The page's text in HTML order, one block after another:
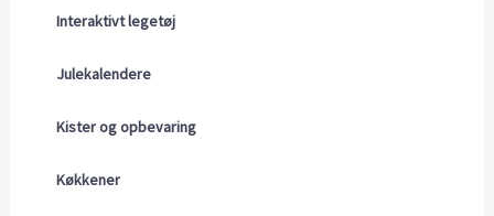
Interaktivt legetøj
Julekalendere
Kister og opbevaring
Køkkener